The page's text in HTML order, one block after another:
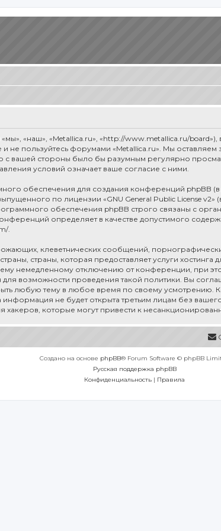
«наш», «Metallica.ru», «http://www.metallica.ru/
и не пользуйтесь форумами «Metallica.ru». Мы
вашей стороны было бы разумным регулярно
условий означает ваше согласие с ними.
обеспечения для создания конференций phpBB
по лицензии «GNU General Public License v2»
обеспечения phpBB строго связаны с
определяет в качестве допустимого
.
клеветнических сообщений,
страны, которая предоставляет услуги
немедленному отключению от конференции, при
возможности проведения такой политики. Вы
любую тему в любое время по своему усмотрению.
информация не будет открыта третьим лицам без
хакеров, которые могут привести к
Создано на основе phpBB® Forum Software © phpBB
Русская поддержка phpBB
Конфиденциальность | Правила